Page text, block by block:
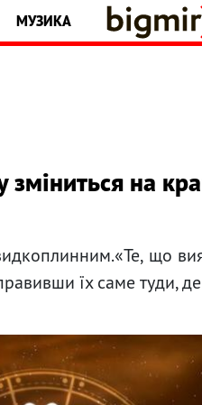
МУЗИКА
зміниться на
що
їх саме туди,